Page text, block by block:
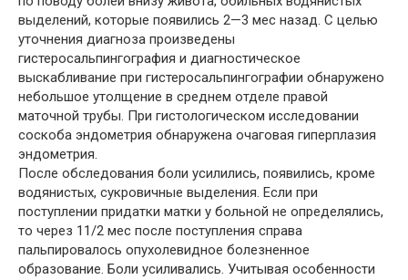
выделений, которые появились 2—3 мес назад. С целью
уточнения диагноза произведены
гистеросальпингография и диагностическое
выскабливание при гистеросальпингографии обнаружено
небольшое утолщение в среднем отделе правой
маточной трубы. При гистологическом исследовании
соскоба эндометрия обнаружена очаговая гиперплазия
эндометрия.
После обследования боли усилились, появились, кроме
водянистых, сукровичные выделения. Если при
поступлении придатки матки у больной не определялись,
то через 11/2 мес после поступления справа
пальпировалось опухолевидное болезненное
образование. Боли усиливались. Учитывая особенности